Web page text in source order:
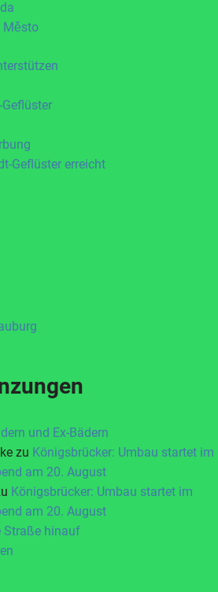
Město
Geflüster erreicht
und Ex-Bädern
zu Königsbrücker: Umbau startet im
am 20. August
Königsbrücker: Umbau startet im
am 20. August
Straße hinauf